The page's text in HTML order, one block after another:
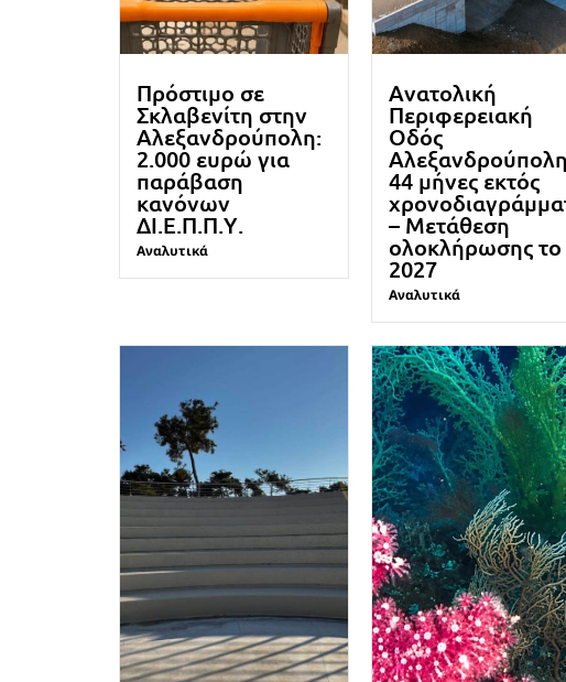
Πρόστιμο σε
Σκλαβενίτη στην
Αλεξανδρούπολη:
2.000 ευρώ για
παράβαση
κανόνων
ΔΙ.Ε.Π.Π.Υ.
Αναλυτικά
Ανατολική
Περιφερειακή
Οδός
44 μήνες εκτός
– Μετάθεση
ολοκλήρωσης το
2027
Αναλυτικά